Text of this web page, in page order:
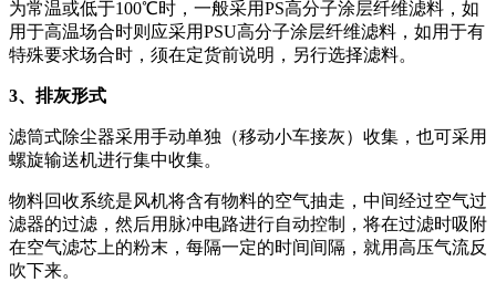
为常温或低于100℃时，一般采用PS高分子涂层纤维滤料，如
用于高温场合时则应采用PSU高分子涂层纤维滤料，如用于有
特殊要求场合时，须在定货前说明，另行选择滤料。
3、排灰形式
滤筒式除尘器采用手动单独（移动小车接灰）收集，也可采用
螺旋输送机进行集中收集。
物料回收系统是风机将含有物料的空气抽走，中间经过空气过
滤器的过滤，然后用脉冲电路进行自动控制，将在过滤时吸附
在空气滤芯上的粉末，每隔一定的时间间隔，就用高压气流反
吹下来。